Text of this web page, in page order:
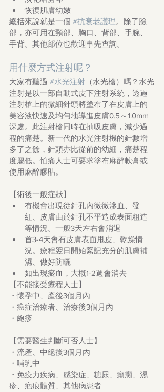
恢復肌膚幼嫩
總括來說就是一個 #抗衰老護理。除了臉
部，亦可用在頸部、胸口、背部、手腕、
手背。其他部位也歡迎事先查詢。
用什麼方式注射呢？
大家有聽過 #水光注射 （水光槍）嗎？水光
注射是以一部自動式皮下注射系統，透過
注射槍上的微細針頭將塗布了在皮膚上的
美容液快速及均勻地導進皮膚0.5～1.0mm
深處。此注射槍同時在抽吸皮膚，減少過
程的痛楚。新一代的水光注射機的針數增
多了之餘，針頭亦比從前的幼細，痛楚程
度屬低。怕痛人士可要求塗布麻醉軟膏或
使用麻醉膠貼。
【術後一般症狀】
有機會出現從針孔內微微滲血、發
紅、皮膚由於針孔不平造成表面粗造
等情況。一般3天左右會消退
首3-4天會有皮膚表面甩皮、乾燥情
況。療程翌日開始緊記充分的肌膚補
濕、做好防曬
如出現瘀血，大概1-2週會消去
【不能接受療程人士】
・懷孕中、產後3個月內
・癌症治療者、治療後3個月內
・皰疹
【需要醫生判斷可否人士】
・流產、中絕後3個月內
・哺乳中
・免疫力疾病、感染症、糖尿、癲癇、濕
疹、疤痕體質、其他病患者